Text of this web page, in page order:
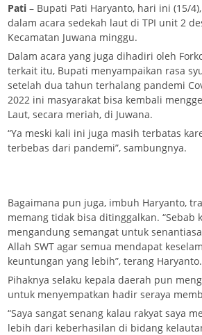
Pati – Bupati Pati Haryanto, hari ini (15/
dalam acara sedekah laut di TPI unit 2
Kecamatan Juwana minggu.
Dalam acara yang juga dihadiri oleh
terkait itu, Bupati menyampaikan rasa
setelah dua tahun terhalang pandemi
2022 ini masyarakat bisa kembali
Laut, secara meriah, di Juwana.
“Ya meski kali ini juga masih terbatas
terbebas dari pandemi”, sambungnya.
Bagaimana pun juga, imbuh Haryanto,
memang tidak bisa ditinggalkan. “Sebab
mengandung semangat untuk
Allah SWT agar semua mendapat
keuntungan yang lebih”, terang Haryanto.
Pihaknya selaku kepala daerah pun
untuk menyempatkan hadir seraya
“Saya sangat senang kalau rakyat saya
lebih dari keberhasilan di bidang